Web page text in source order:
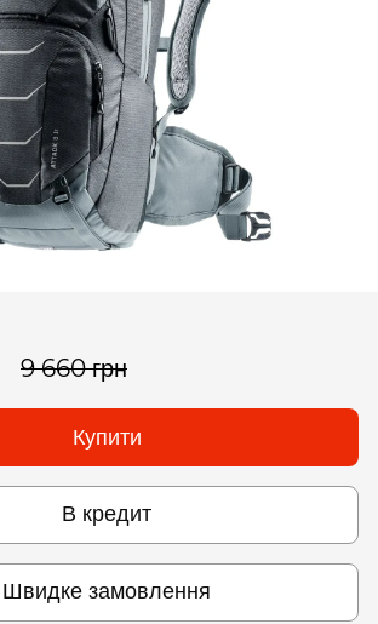
9 660 грн
Купити
В кредит
Швидке замовлення